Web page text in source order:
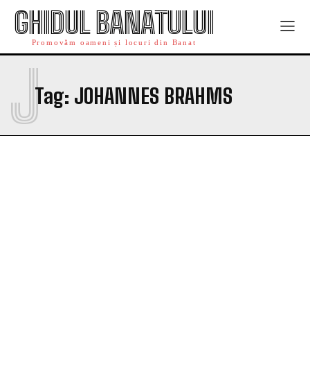
GHIDUL BANATULUI
Promovăm oameni și locuri din Banat
Tag: JOHANNES BRAHMS
J